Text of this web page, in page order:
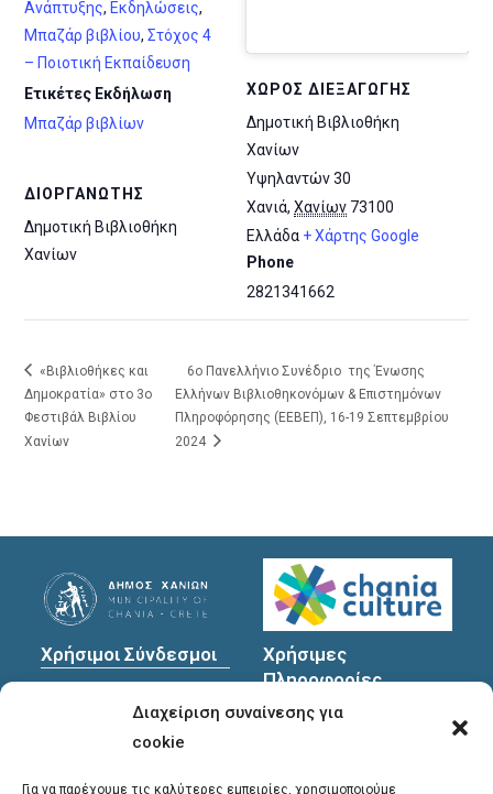
Διαχείριση συναίνεσης για
cookie
Για να παρέχουμε τις καλύτερες εμπειρίες, χρησιμοποιούμε
Ανάπτυξης, Εκδηλώσεις,
Μπαζάρ βιβλίου,Στόχος 4
– Ποιοτική Εκπαίδευση
Ετικέτες Εκδήλωση
Μπαζάρ βιβλίων
ΔΙΟΡΓΑΝΩΤΉΣ
Δημοτική Βιβλιοθήκη
Χανίων
ΧΏΡΟΣ ΔΙΕΞΑΓΩΓΉΣ
Δημοτική Βιβλιοθήκη
Χανίων
Υψηλαντών 30
Χανιά, Χανίων 73100
Ελλάδα + Χάρτης Google
Phone
2821341662
«Βιβλιοθήκες και
Δημοκρατία» στο 3ο
Φεστιβάλ Βιβλίου
Χανίων
6ο Πανελλήνιο Συνέδριο της Ένωσης
Ελλήνων Βιβλιοθηκονόμων & Επιστημόνων
Πληροφόρησης (ΕΕΒΕΠ), 16-19 Σεπτεμβρίου
2024
Χρήσιμοι Σύνδεσμοι
Προσωπικών
Χρήσιμες
Πληροφορίες
Διεύθυνση
Χανιά, 731 35